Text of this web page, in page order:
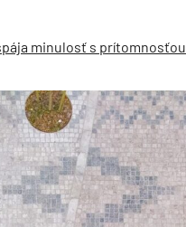
minulosť s prítomnosťou